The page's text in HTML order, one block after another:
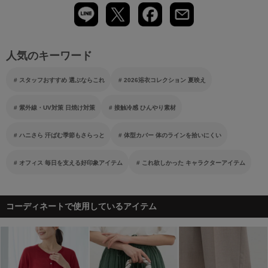
人気のキーワード
スタッフおすすめ 選ぶならこれ 2026浴衣コレクション 夏映え
紫外線・UV対策 日焼け対策 接触冷感 ひんやり素材
ハニさら 汗ばむ季節もさらっと 体型カバー 体のラインを拾いにくい
オフィス 毎日を支える好印象アイテム これ欲しかった キャラクターアイテム
コーディネートで使用しているアイテム